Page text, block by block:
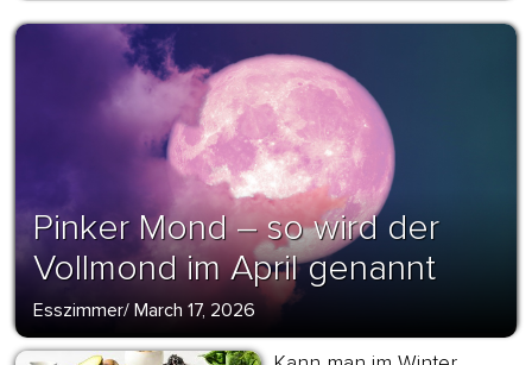
Pinker Mond – so wird der
Vollmond im April genannt
Esszimmer/ March 17, 2026